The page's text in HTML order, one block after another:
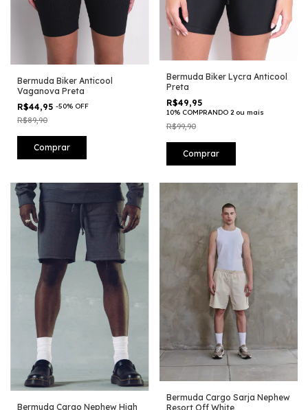
Bermuda Biker Anticool
Vaganova Preta
R$44,95 -50% OFF
R$89,90
Comprar
Bermuda Biker Lycra Anticool
Preta
R$49,95
10% COMPRANDO 2 ou mais
R$99,90
Comprar
Bermuda Cargo Nephew High
Bermuda Cargo Sarja Nephew
Resort Off White